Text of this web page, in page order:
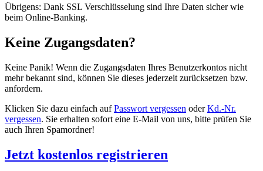
Übrigens: Dank SSL Verschlüsselung sind Ihre Daten sicher wie
beim Online-Banking.
Keine Zugangsdaten?
Keine Panik! Wenn die Zugangsdaten Ihres Benutzerkontos nicht
mehr bekannt sind, können Sie dieses jederzeit zurücksetzen bzw.
anfordern.
Klicken Sie dazu einfach aufPasswort vergessen oderKd.-Nr.
vergessen. Sie erhalten sofort eine E-Mail von uns, bitte prüfen Sie
auch Ihren Spamordner!
Jetzt kostenlos registrieren